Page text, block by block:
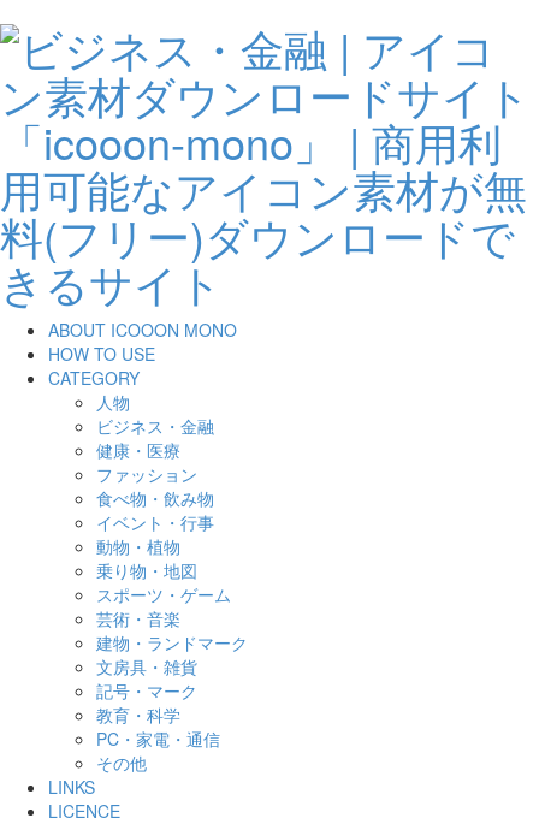
ABOUT ICOOON MONO
HOW TO USE
CATEGORY
人物
ビジネス・金融
健康・医療
ファッション
食べ物・飲み物
イベント・行事
動物・植物
乗り物・地図
スポーツ・ゲーム
芸術・音楽
建物・ランドマーク
文房具・雑貨
記号・マーク
教育・科学
PC・家電・通信
その他
LINKS
LICENCE